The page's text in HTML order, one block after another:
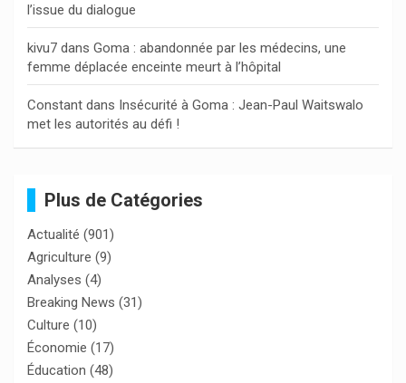
l’issue du dialogue
kivu7 dans Goma : abandonnée par les médecins, une
femme déplacée enceinte meurt à l’hôpital
Constant dans Insécurité à Goma : Jean-Paul Waitswalo
met les autorités au défi !
Plus de Catégories
Actualité (901)
Agriculture (9)
Analyses (4)
Breaking News (31)
Culture (10)
Économie (17)
Éducation (48)